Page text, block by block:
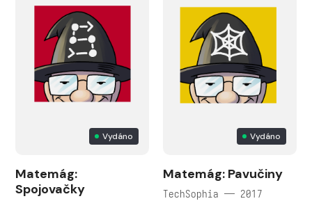
Vydáno
Matemág:
Spojovačky
Vydáno
Matemág: Pavučiny
TechSophia — 2017